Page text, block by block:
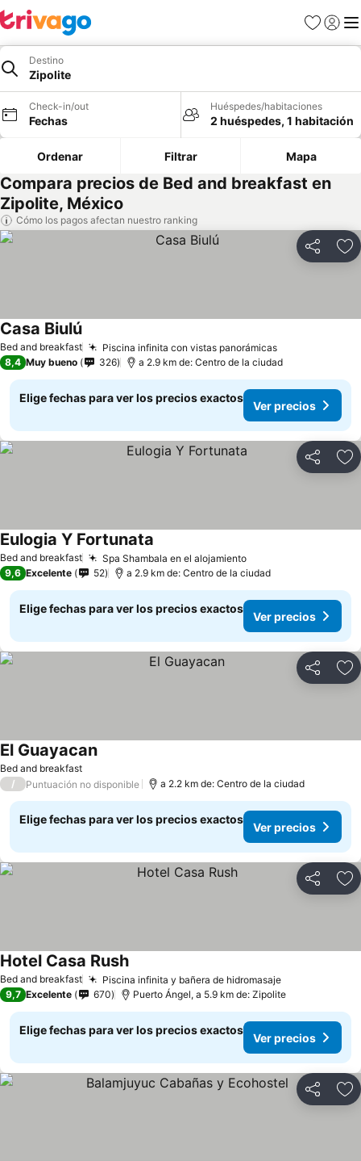
Favoritos
Iniciar
Destino
Zipolite
Check-in/out
Fechas
Huéspedes/habitaciones
2 huéspedes, 1 habitación
Ordenar Filtrar Mapa
Compara precios de Bed and breakfast en
Zipolite, México
Cómo los pagos afectan nuestro ranking
Compartir
Bed and breakfast Piscina infinita con vistas panorámicas
Casa Biulú
8,4 Muy bueno 326 a 2.9 km de: Centro de la ciudad
Elige fechas para ver los precios exactos
Ver precios
Compartir
Bed and breakfast Spa Shambala en el alojamiento
Eulogia Y Fortunata
9,6 Excelente 52 a 2.9 km de: Centro de la ciudad
Elige fechas para ver los precios exactos
Ver precios
Compartir
Bed and breakfast
El Guayacan
/ Puntuación no disponible a 2.2 km de: Centro de la ciudad
Elige fechas para ver los precios exactos
Ver precios
Compartir
Bed and breakfast Piscina infinita y bañera de hidromasaje
Hotel Casa Rush
9,7 Excelente 670 Puerto Ángel, a 5.9 km de: Zipolite
Elige fechas para ver los precios exactos
Ver precios
Compartir